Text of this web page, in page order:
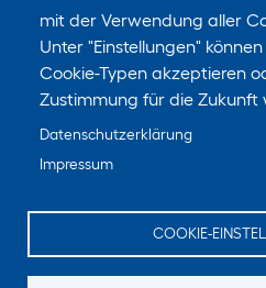
mit der Verwendung aller
Unter "Einstellungen"
Cookie-Typen akzeptieren
Zustimmung für die Zukunft
Datenschutzerklärung
Impressum
COOKIE-